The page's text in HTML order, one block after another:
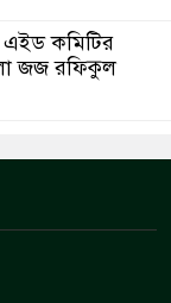
এইড কমিটির
জজ রফিকুল